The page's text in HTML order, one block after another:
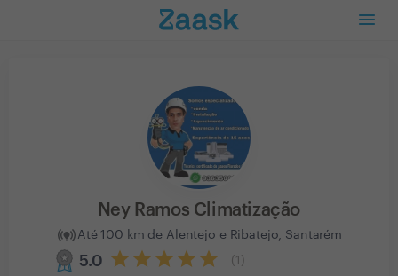
Ney Ramos Climatização
Até 100 km de Alentejo e Ribatejo, Santarém
5.0 1